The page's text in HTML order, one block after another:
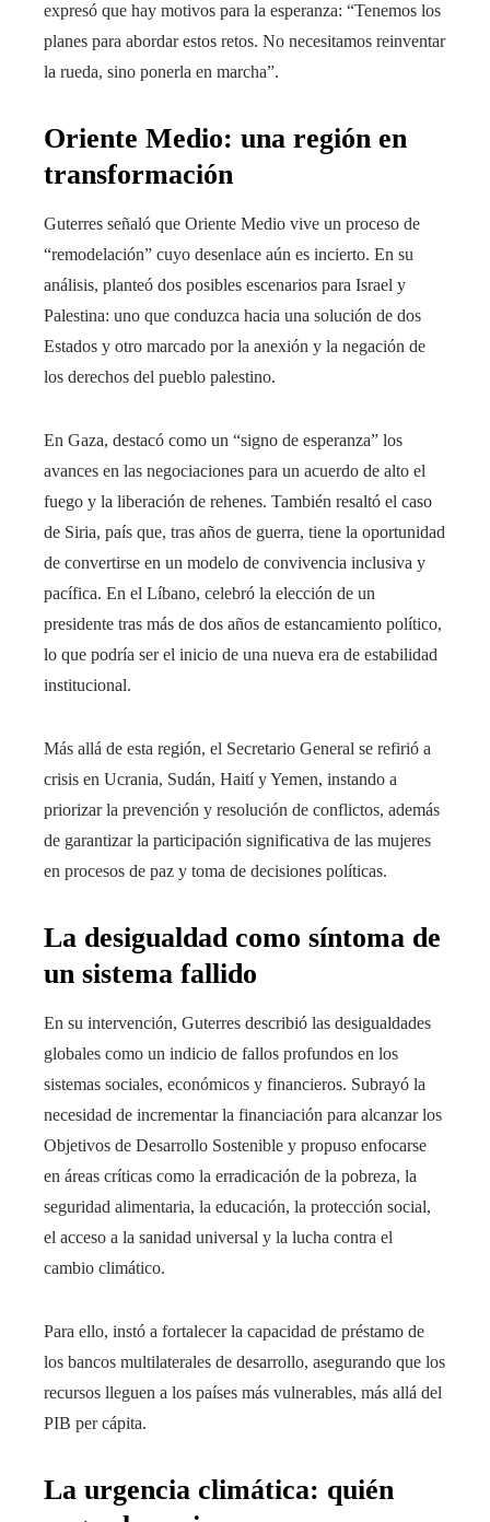
expresó que hay motivos para la esperanza: “Tenemos los
planes para abordar estos retos. No necesitamos reinventar
la rueda, sino ponerla en marcha”.
Oriente Medio: una región en
transformación
Guterres señaló que Oriente Medio vive un proceso de
“remodelación” cuyo desenlace aún es incierto. En su
análisis, planteó dos posibles escenarios para Israel y
Palestina: uno que conduzca hacia una solución de dos
Estados y otro marcado por la anexión y la negación de
los derechos del pueblo palestino.
En Gaza, destacó como un “signo de esperanza” los
avances en las negociaciones para un acuerdo de alto el
fuego y la liberación de rehenes. También resaltó el caso
de Siria, país que, tras años de guerra, tiene la oportunidad
de convertirse en un modelo de convivencia inclusiva y
pacífica. En el Líbano, celebró la elección de un
presidente tras más de dos años de estancamiento político,
lo que podría ser el inicio de una nueva era de estabilidad
institucional.
Más allá de esta región, el Secretario General se refirió a
crisis en Ucrania, Sudán, Haití y Yemen, instando a
priorizar la prevención y resolución de conflictos, además
de garantizar la participación significativa de las mujeres
en procesos de paz y toma de decisiones políticas.
La desigualdad como síntoma de
un sistema fallido
En su intervención, Guterres describió las desigualdades
globales como un indicio de fallos profundos en los
sistemas sociales, económicos y financieros. Subrayó la
necesidad de incrementar la financiación para alcanzar los
Objetivos de Desarrollo Sostenible y propuso enfocarse
en áreas críticas como la erradicación de la pobreza, la
seguridad alimentaria, la educación, la protección social,
el acceso a la sanidad universal y la lucha contra el
cambio climático.
Para ello, instó a fortalecer la capacidad de préstamo de
los bancos multilaterales de desarrollo, asegurando que los
recursos lleguen a los países más vulnerables, más allá del
PIB per cápita.
La urgencia climática: quién